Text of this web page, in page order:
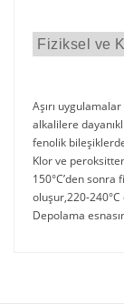
Fiziksel ve
Aşırı
alkalilere
fenolik
Klor ve
150°C’den
oluşur,220-
Depolama